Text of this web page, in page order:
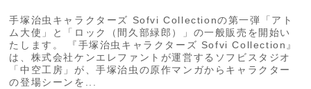
手塚治虫キャラクターズ Sofvi Collectionの第一弾「アト
ム大使」と「ロック（間久部緑郎）」の一般販売を開始い
たします。 『手塚治虫キャラクターズ Sofvi Collection』
は、株式会社ケンエレファントが運営するソフビスタジオ
「中空工房」が、手塚治虫の原作マンガからキャラクター
の登場シーンを...